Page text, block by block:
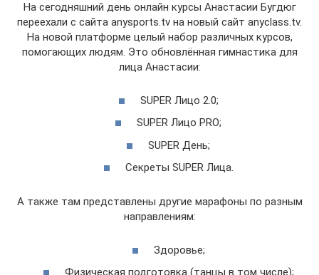
На сегодняшний день онлайн курсы Анастасии Бугдюг
переехали с сайта anysports.tv на новый сайт anyclass.tv.
На новой платформе целый набор различных курсов,
помогающих людям. Это обновлённая гимнастика для
лица Анастасии:
SUPER Лицо 2.0;
SUPER Лицо PRO;
SUPER День;
Секреты SUPER Лица.
А также там представлены другие марафоны по разным
направлениям:
Здоровье;
Физическая подготовка (танцы в том числе);